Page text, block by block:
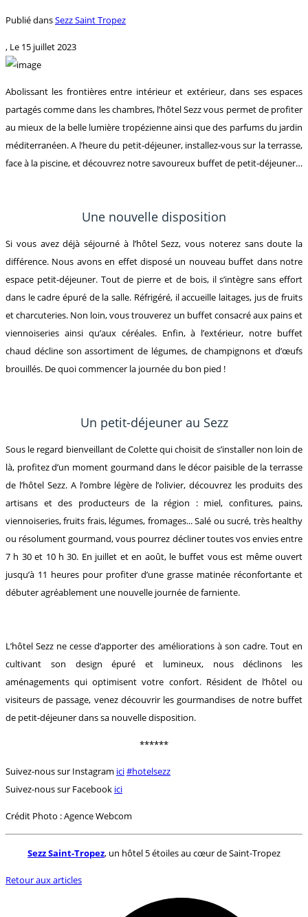
Publié dansSezz Saint Tropez
, Le 15 juillet 2023
Abolissant les frontières entre intérieur et extérieur, dans ses espaces
partagés comme dans les chambres, l’hôtel Sezz vous permet de profiter
au mieux de la belle lumière tropézienne ainsi que des parfums du jardin
méditerranéen. A l’heure du petit-déjeuner, installez-vous sur la terrasse,
face à la piscine, et découvrez notre savoureux buffet de petit-déjeuner…
Une nouvelle disposition
Si vous avez déjà séjourné à l’hôtel Sezz, vous noterez sans doute la
différence. Nous avons en effet disposé un nouveau buffet dans notre
espace petit-déjeuner. Tout de pierre et de bois, il s’intègre sans effort
dans le cadre épuré de la salle. Réfrigéré, il accueille laitages, jus de fruits
et charcuteries. Non loin, vous trouverez un buffet consacré aux pains et
viennoiseries ainsi qu’aux céréales. Enfin, à l’extérieur, notre buffet
chaud décline son assortiment de légumes, de champignons et d’œufs
brouillés. De quoi commencer la journée du bon pied !
Un petit-déjeuner au Sezz
Sous le regard bienveillant de Colette qui choisit de s’installer non loin de
là, profitez d’un moment gourmand dans le décor paisible de la terrasse
de l’hôtel Sezz. A l’ombre légère de l’olivier, découvrez les produits des
artisans et des producteurs de la région : miel, confitures, pains,
viennoiseries, fruits frais, légumes, fromages... Salé ou sucré, très healthy
ou résolument gourmand, vous pourrez décliner toutes vos envies entre
7 h 30 et 10 h 30. En juillet et en août, le buffet vous est même ouvert
jusqu’à 11 heures pour profiter d’une grasse matinée réconfortante et
débuter agréablement une nouvelle journée de farniente.
L’hôtel Sezz ne cesse d’apporter des améliorations à son cadre. Tout en
cultivant son design épuré et lumineux, nous déclinons les
aménagements qui optimisent votre confort. Résident de l’hôtel ou
visiteurs de passage, venez découvrir les gourmandises de notre buffet
de petit-déjeuner dans sa nouvelle disposition.
******
Suivez-nous sur Instagram ici#hotelsezz
Suivez-nous sur Facebook ici
Crédit Photo : Agence Webcom
Sezz Saint-Tropez, un hôtel 5 étoiles au cœur de Saint-Tropez
Retour aux articles